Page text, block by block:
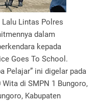
Lalu Lintas Polres
dalam
kepada
Goes To School.
Pelajar” ini digelar pada
di SMPN 1 Bungoro,
Kabupaten